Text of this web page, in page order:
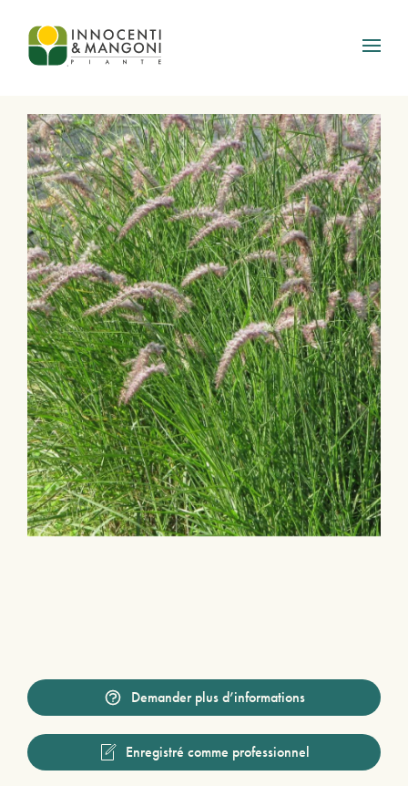
Skip to main content
Demander plus d’informations
Enregistré comme professionnel